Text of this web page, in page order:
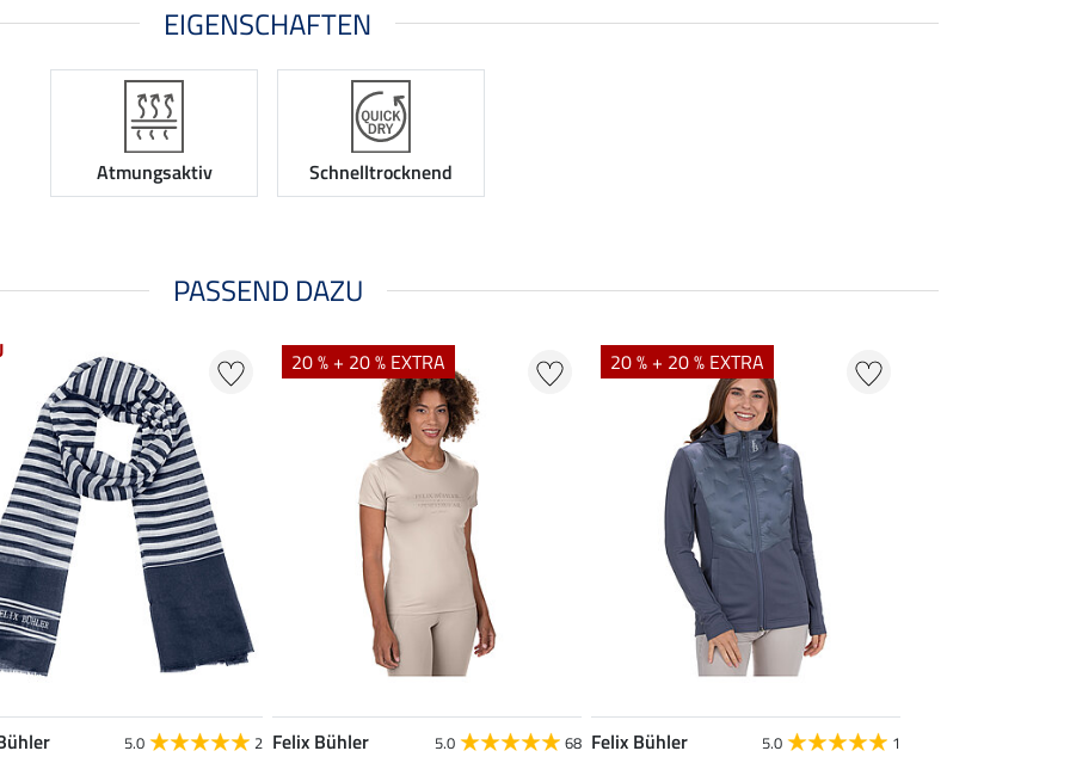
EIGENSCHAFTEN
Atmungsaktiv Schnelltrocknend
PASSEND DAZU
5.0 2
20 % + 20 % EXTRA
Felix Bühler 5.0 68
20 % + 20 % EXTRA
Felix Bühler 5.0 1